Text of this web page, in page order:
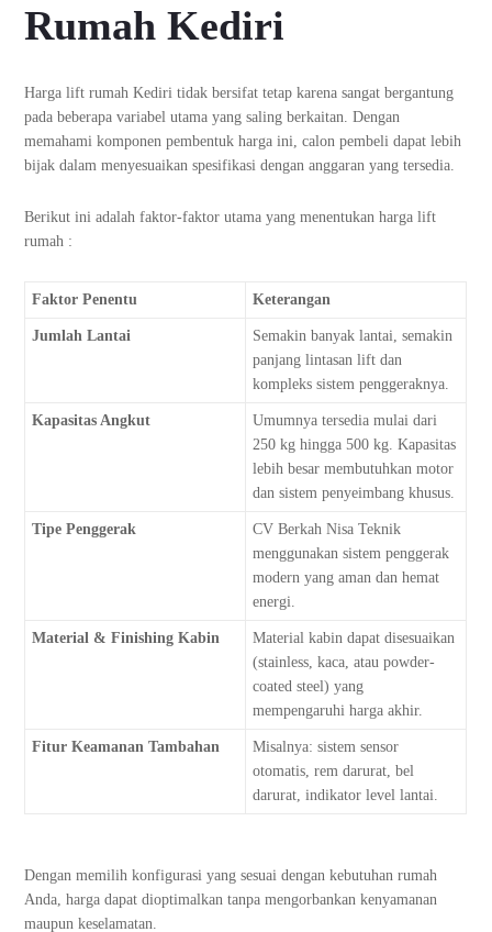
Rumah Kediri
Harga lift rumah Kediri tidak bersifat tetap karena sangat bergantung
pada beberapa variabel utama yang saling berkaitan. Dengan
memahami komponen pembentuk harga ini, calon pembeli dapat lebih
bijak dalam menyesuaikan spesifikasi dengan anggaran yang tersedia.
Berikut ini adalah faktor-faktor utama yang menentukan harga lift
rumah :
Faktor Penentu Keterangan
Jumlah Lantai
Semakin banyak lantai, semakin
panjang lintasan lift dan
kompleks sistem penggeraknya.
Kapasitas Angkut
Umumnya tersedia mulai dari
250 kg hingga 500 kg. Kapasitas
lebih besar membutuhkan motor
dan sistem penyeimbang khusus.
Tipe Penggerak
CV Berkah Nisa Teknik
menggunakan sistem penggerak
modern yang aman dan hemat
energi.
Material & Finishing Kabin
Material kabin dapat disesuaikan
(stainless, kaca, atau powder-
coated steel) yang
mempengaruhi harga akhir.
Fitur Keamanan Tambahan
Misalnya: sistem sensor
otomatis, rem darurat, bel
darurat, indikator level lantai.
Dengan memilih konfigurasi yang sesuai dengan kebutuhan rumah
Anda, harga dapat dioptimalkan tanpa mengorbankan kenyamanan
maupun keselamatan.